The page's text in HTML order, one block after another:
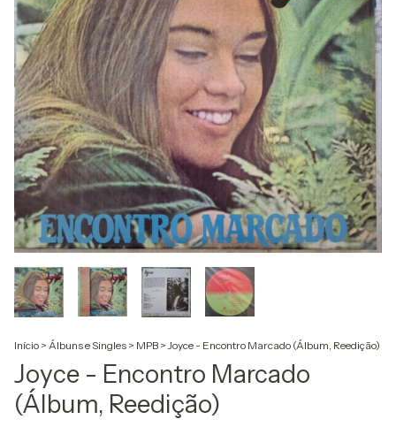
Início > Álbuns e Singles > MPB > Joyce - Encontro Marcado (Álbum, Reedição)
Joyce - Encontro Marcado
(Álbum, Reedição)